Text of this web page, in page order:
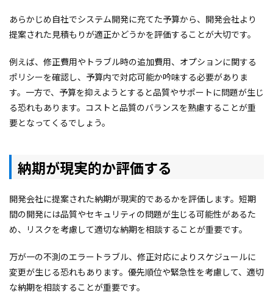
あらかじめ自社でシステム開発に充てた予算から、開発会社より
提案された見積もりが適正かどうかを評価することが大切です。
例えば、修正費用やトラブル時の追加費用、オプションに関する
ポリシーを確認し、予算内で対応可能か吟味する必要がありま
す。一方で、予算を抑えようとすると品質やサポートに問題が生じ
る恐れもあります。コストと品質のバランスを熟慮することが重
要となってくるでしょう。
納期が現実的か評価する
開発会社に提案された納期が現実的であるかを評価します。短期
間の開発には品質やセキュリティの問題が生じる可能性があるた
め、リスクを考慮して適切な納期を相談することが重要です。
万が一の不測のエラートラブル、修正対応によりスケジュールに
変更が生じる恐れもあります。優先順位や緊急性を考慮して、適切
な納期を相談することが重要です。